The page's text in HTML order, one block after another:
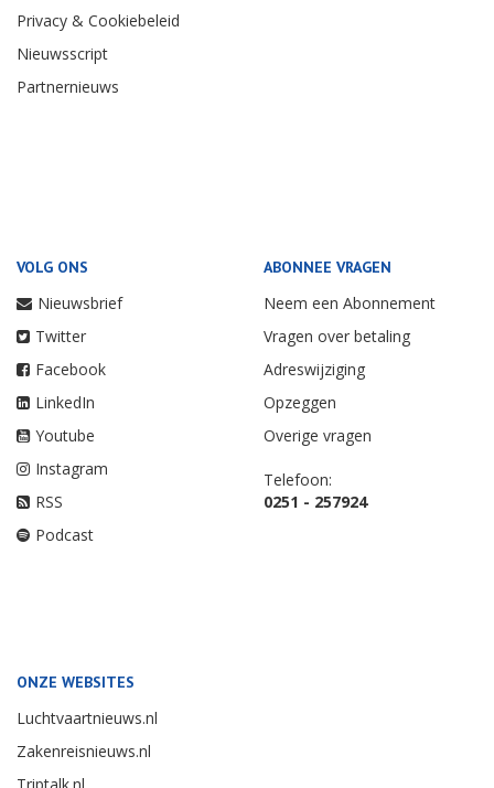
Privacy & Cookiebeleid
Nieuwsscript
Partnernieuws
VOLG ONS
Nieuwsbrief
Twitter
Facebook
LinkedIn
Youtube
Instagram
RSS
Podcast
ABONNEE VRAGEN
Neem een Abonnement
Vragen over betaling
Adreswijziging
Opzeggen
Overige vragen
Telefoon:
0251 - 257924
ONZE WEBSITES
Luchtvaartnieuws.nl
Zakenreisnieuws.nl